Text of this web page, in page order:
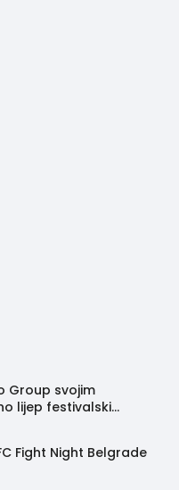
Group svojim
lijep festivalski
Fight Night Belgrade